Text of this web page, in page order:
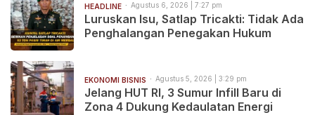
HEADLINE Agustus 6, 2026 | 7:27 pm
Luruskan Isu, Satlap Tricakti: Tidak Ada
Penghalangan Penegakan Hukum
EKONOMI BISNIS Agustus 5, 2026 | 3:29 pm
Jelang HUT RI, 3 Sumur Infill Baru di
Zona 4 Dukung Kedaulatan Energi